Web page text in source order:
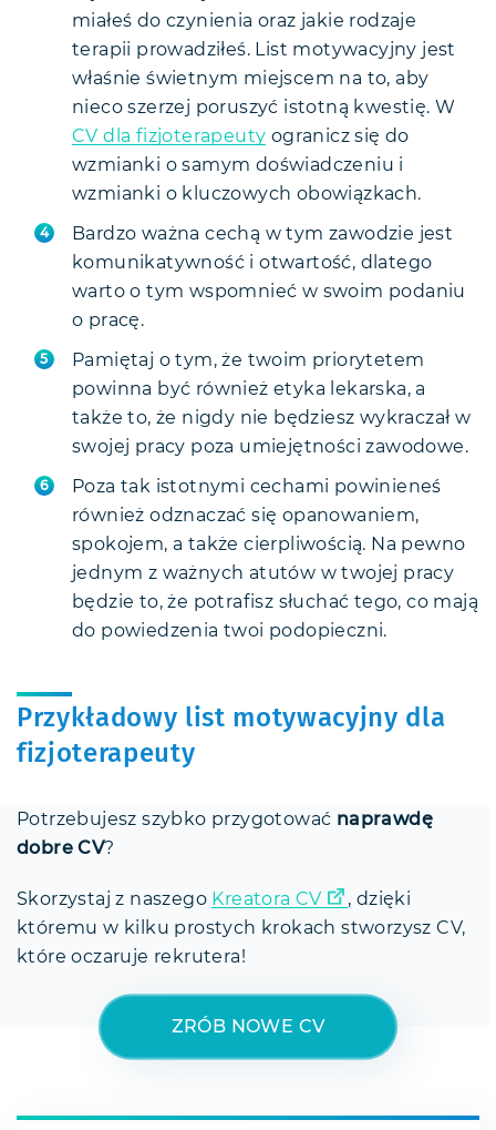
miałeś do czynienia oraz jakie rodzaje
terapii prowadziłeś. List motywacyjny jest
właśnie świetnym miejscem na to, aby
nieco szerzej poruszyć istotną kwestię. W
CV dla fizjoterapeuty ogranicz się do
wzmianki o samym doświadczeniu i
wzmianki o kluczowych obowiązkach.
Bardzo ważna cechą w tym zawodzie jest
komunikatywność i otwartość, dlatego
warto o tym wspomnieć w swoim podaniu
o pracę.
Pamiętaj o tym, że twoim priorytetem
powinna być również etyka lekarska, a
także to, że nigdy nie będziesz wykraczał w
swojej pracy poza umiejętności zawodowe.
Poza tak istotnymi cechami powinieneś
również odznaczać się opanowaniem,
spokojem, a także cierpliwością. Na pewno
jednym z ważnych atutów w twojej pracy
będzie to, że potrafisz słuchać tego, co mają
do powiedzenia twoi podopieczni.
Przykładowy list motywacyjny dla
fizjoterapeuty
Potrzebujesz szybko przygotować naprawdę
dobre CV?
Skorzystaj z naszego Kreatora CV
, dzięki
któremu w kilku prostych krokach stworzysz CV,
które oczaruje rekrutera!
ZRÓB NOWE CV